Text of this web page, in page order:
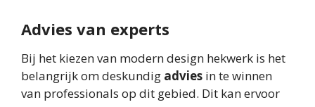
Advies van experts
Bij het kiezen van modern design hekwerk is het
belangrijk om deskundig advies in te winnen
van professionals op dit gebied. Dit kan ervoor